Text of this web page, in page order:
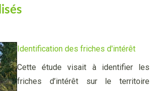
Identification des friches d'intérêt
Cette étude visait à identifier les
friches d’intérêt sur le territoire